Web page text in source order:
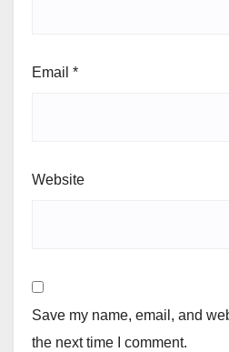
Email *
Website
Save my name, email, and
the next time I comment.